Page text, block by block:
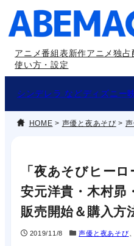
容
アニメ番組表新作アニメ独占
使い方・設定
シンデレラ などディズニー
HOME > 声優と夜あそび >
「夜あそびヒー
安元洋貴・木村昴
販売開始＆購入方
2019/11/8 声優と夜あそび